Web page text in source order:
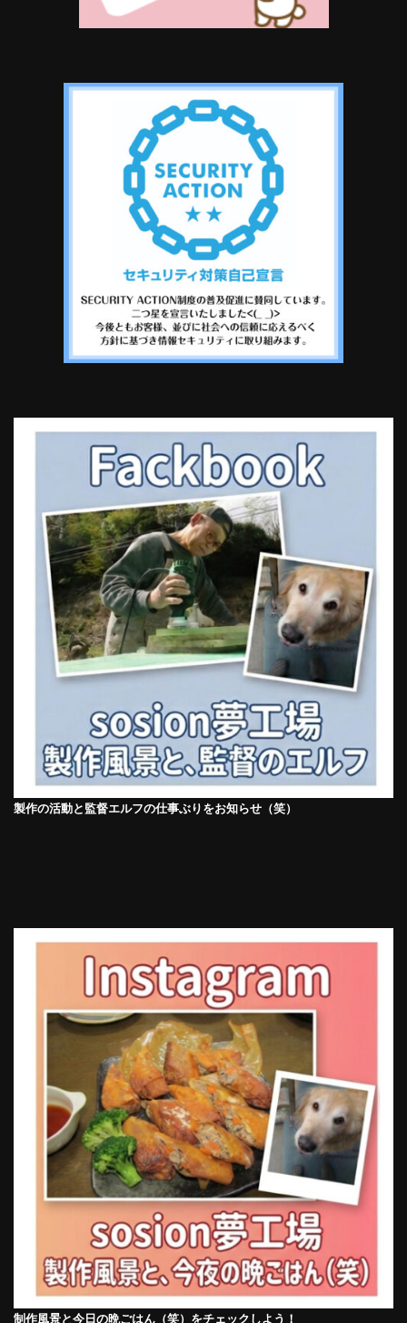
製作の活動と監督エルフの仕事ぶりをお知らせ（笑）
制作風景と今日の晩ごはん（笑）をチェックしよう！